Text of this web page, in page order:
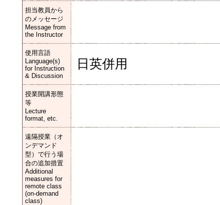
担当教員から
のメッセージ
Message from
the Instructor
使用言語
Language(s)
for Instruction
& Discussion
日英併用
授業開講形態
等
Lecture
format, etc.
遠隔授業（オ
ンデマンド
型）で行う場
合の追加措置
Additional
measures for
remote class
(on-demand
class)